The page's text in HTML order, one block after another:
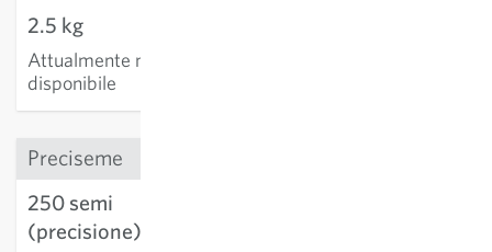
2.5 kg
Attualmente non
disponibile
Preciseme
250 semi
(precisione)